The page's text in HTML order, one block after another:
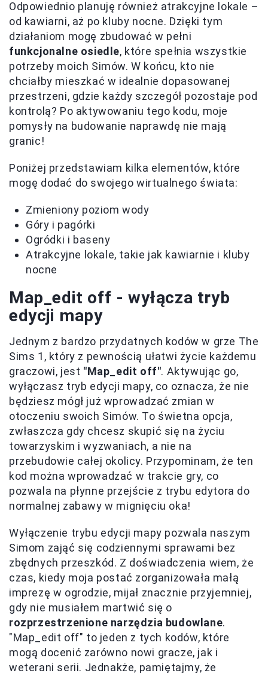
Odpowiednio planuję również atrakcyjne lokale –
od kawiarni, aż po kluby nocne. Dzięki tym
działaniom mogę zbudować w pełni
funkcjonalne osiedle, które spełnia wszystkie
potrzeby moich Simów. W końcu, kto nie
chciałby mieszkać w idealnie dopasowanej
przestrzeni, gdzie każdy szczegół pozostaje pod
kontrolą? Po aktywowaniu tego kodu, moje
pomysły na budowanie naprawdę nie mają
granic!
Poniżej przedstawiam kilka elementów, które
mogę dodać do swojego wirtualnego świata:
Zmieniony poziom wody
Góry i pagórki
Ogródki i baseny
Atrakcyjne lokale, takie jak kawiarnie i kluby
nocne
Map_edit off - wyłącza tryb
edycji mapy
Jednym z bardzo przydatnych kodów w grze The
Sims 1, który z pewnością ułatwi życie każdemu
graczowi, jest "Map_edit off". Aktywując go,
wyłączasz tryb edycji mapy, co oznacza, że nie
będziesz mógł już wprowadzać zmian w
otoczeniu swoich Simów. To świetna opcja,
zwłaszcza gdy chcesz skupić się na życiu
towarzyskim i wyzwaniach, a nie na
przebudowie całej okolicy. Przypominam, że ten
kod można wprowadzać w trakcie gry, co
pozwala na płynne przejście z trybu edytora do
normalnej zabawy w mignięciu oka!
Wyłączenie trybu edycji mapy pozwala naszym
Simom zająć się codziennymi sprawami bez
zbędnych przeszkód. Z doświadczenia wiem, że
czas, kiedy moja postać zorganizowała małą
imprezę w ogrodzie, mijał znacznie przyjemniej,
gdy nie musiałem martwić się o
rozprzestrzenione narzędzia budowlane.
"Map_edit off" to jeden z tych kodów, które
mogą docenić zarówno nowi gracze, jak i
weterani serii. Jednakże, pamiętajmy, że